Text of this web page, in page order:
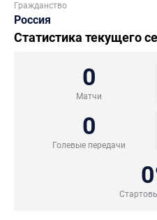
Гражданство
Россия
Статистика текущего
0
Матчи
0
Голевые передачи